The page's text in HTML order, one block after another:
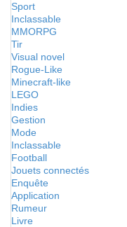
Sport
Inclassable
MMORPG
Tir
Visual novel
Rogue-Like
Minecraft-like
LEGO
Indies
Gestion
Mode
Inclassable
Football
Jouets connectés
Enquête
Application
Rumeur
Livre